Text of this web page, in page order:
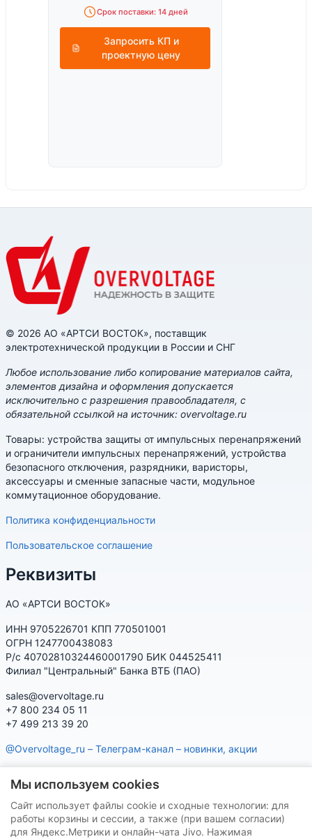
Срок поставки: 14 дней
Запросить КП и
проектную цену
© 2026 АО «АРТСИ ВОСТОК», поставщик
электротехнической продукции в России и СНГ
Любое использование либо копирование материалов сайта,
элементов дизайна и оформления допускается
исключительно с разрешения правообладателя, с
обязательной ссылкой на источник: overvoltage.ru
Товары: устройства защиты от импульсных перенапряжений
и ограничители импульсных перенапряжений, устройства
безопасного отключения, разрядники, варисторы,
аксессуары и сменные запасные части, модульное
коммутационное оборудование.
Политика конфиденциальности
Пользовательское соглашение
Реквизиты
АО «АРТСИ ВОСТОК»
ИНН 9705226701 КПП 770501001
ОГРН 1247700438083
Р/с 40702810324460001790 БИК 044525411
Филиал "Центральный" Банка ВТБ (ПАО)
sales@overvoltage.ru
+7 800 234 05 11
+7 499 213 39 20
@Overvoltage_ru – Телеграм-канал – новинки, акции
характеристики, наличие, подбор
Нашу продукцию Вы можете приобрести на маркетплейсах
Мы используем cookies
Сайт использует файлы cookie и сходные технологии: для
работы корзины и сессии, а также (при вашем согласии)
для Яндекс.Метрики и онлайн-чата Jivo. Нажимая